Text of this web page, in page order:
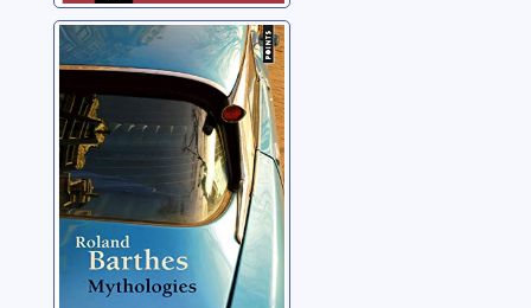
Mythologies
Barthes, Roland